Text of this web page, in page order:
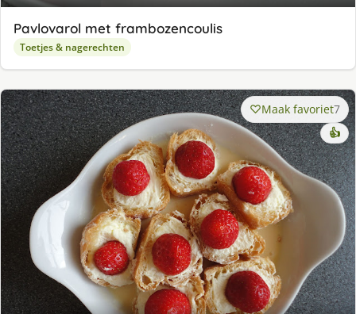
Pavlovarol met frambozencoulis
Toetjes & nagerechten
Maak favoriet7
👍